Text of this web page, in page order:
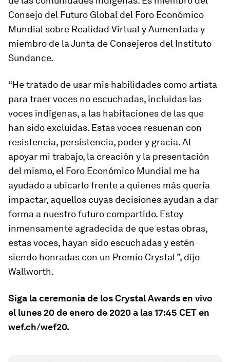
Consejo del Futuro Global del Foro Económico
Mundial sobre Realidad Virtual y Aumentada y
miembro de la Junta de Consejeros del Instituto
Sundance.
“He tratado de usar mis habilidades como artista
para traer voces no escuchadas, incluidas las
voces indígenas, a las habitaciones de las que
han sido excluidas. Estas voces resuenan con
resistencia, persistencia, poder y gracia. Al
apoyar mi trabajo, la creación y la presentación
del mismo, el Foro Económico Mundial me ha
ayudado a ubicarlo frente a quienes más quería
impactar, aquellos cuyas decisiones ayudan a dar
forma a nuestro futuro compartido. Estoy
inmensamente agradecida de que estas obras,
estas voces, hayan sido escuchadas y estén
siendo honradas con un Premio Crystal ”, dijo
Wallworth.
Siga la ceremonia de los Crystal Awards en vivo
el lunes 20 de enero de 2020 a las 17:45 CET en
wef.ch/wef20.